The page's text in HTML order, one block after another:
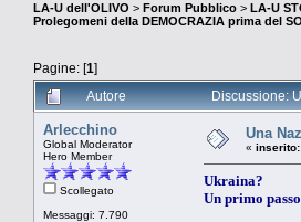
LA-U dell'OLIVO > Forum Pubblico > LA-U
Prolegomeni della DEMOCRAZIA prima del
Pagine: [1]
Autore
Discussione:
Arlecchino
Global Moderator
Hero Member
Scollegato
Messaggi: 7.790
Una
«
Ukraina?
Un primo